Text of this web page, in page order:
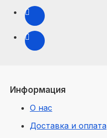
Информация
О нас
Доставка и оплата